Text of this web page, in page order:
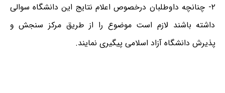
۲- چنانچه داوطلبان درخصوص اعلام نتایج این دانشگاه سوالی
داشته باشند لازم است موضوع را از طریق مرکز سنجش و
پذیرش دانشگاه آزاد اسلامی پیگیری نمایند.